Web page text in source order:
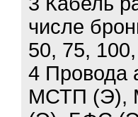
числе
50, 75,
4
МСТП (Э),